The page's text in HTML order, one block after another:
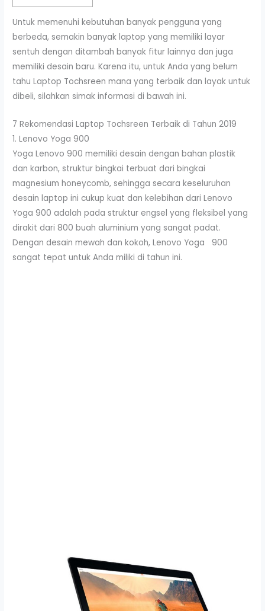
Untuk memenuhi kebutuhan banyak pengguna yang
berbeda, semakin banyak laptop yang memiliki layar
sentuh dengan ditambah banyak fitur lainnya dan juga
memiliki desain baru. Karena itu, untuk Anda yang belum
tahu Laptop Tochsreen mana yang terbaik dan layak untuk
dibeli, silahkan simak informasi di bawah ini.
7 Rekomendasi Laptop Tochsreen Terbaik di Tahun 2019
1. Lenovo Yoga 900
Yoga Lenovo 900 memiliki desain dengan bahan plastik
dan karbon, struktur bingkai terbuat dari bingkai
magnesium honeycomb, sehingga secara keseluruhan
desain laptop ini cukup kuat dan kelebihan dari Lenovo
Yoga 900 adalah pada struktur engsel yang fleksibel yang
dirakit dari 800 buah aluminium yang sangat padat.
Dengan desain mewah dan kokoh, Lenovo Yoga 900
sangat tepat untuk Anda miliki di tahun ini.